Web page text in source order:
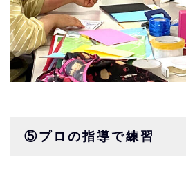
⑤プロの指導で練習